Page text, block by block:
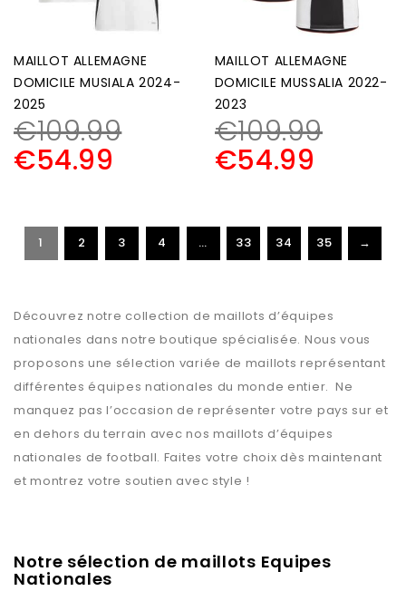
MAILLOT ALLEMAGNE
DOMICILE MUSIALA 2024-
2025
€109.99
€54.99
MAILLOT ALLEMAGNE
DOMICILE MUSSALIA 2022-
2023
€109.99
€54.99
1 2 3 4 … 33 34 35 →
Découvrez notre collection de maillots d’équipes
nationales dans notre boutique spécialisée. Nous vous
proposons une sélection variée de maillots représentant
différentes équipes nationales du monde entier. Ne
manquez pas l’occasion de représenter votre pays sur et
en dehors du terrain avec nos maillots d’équipes
nationales de football. Faites votre choix dès maintenant
et montrez votre soutien avec style !
Notre sélection de maillots Equipes
Nationales